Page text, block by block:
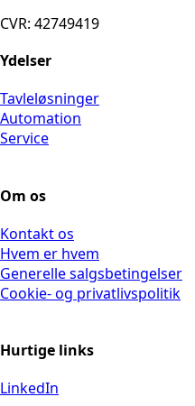
CVR: 42749419
Ydelser
Tavleløsninger
Automation
Service
Om os
Kontakt os
Hvem er hvem
Generelle salgsbetingelser
Cookie- og privatlivspolitik
Hurtige links
LinkedIn